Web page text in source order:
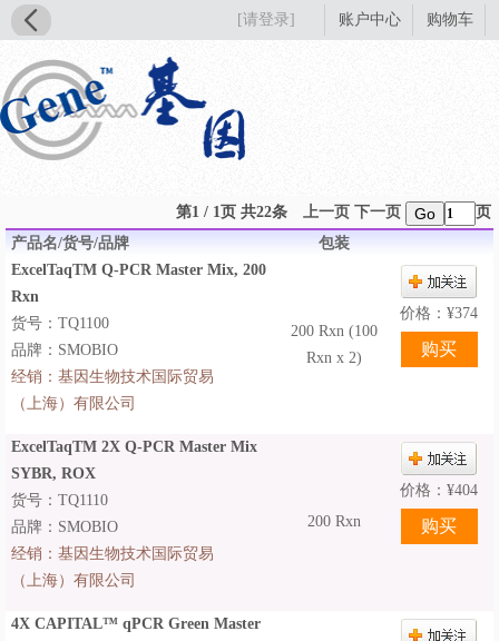
[请登录] 账户中心 购物车
第1 / 1页 共22条 上一页 下一页 Go
页
产品名/货号/品牌
包装
ExcelTaqTM Q-PCR Master Mix, 200
Rxn
200 Rxn (100
Rxn x 2)
价格： ¥374
货号：TQ1100
品牌：SMOBIO
经销： 基因生物技术国际贸易
（上海）有限公司
ExcelTaqTM 2X Q-PCR Master Mix
SYBR, ROX
200 Rxn
价格： ¥404
货号：TQ1110
品牌：SMOBIO
经销： 基因生物技术国际贸易
（上海）有限公司
4X CAPITAL™ qPCR Green Master